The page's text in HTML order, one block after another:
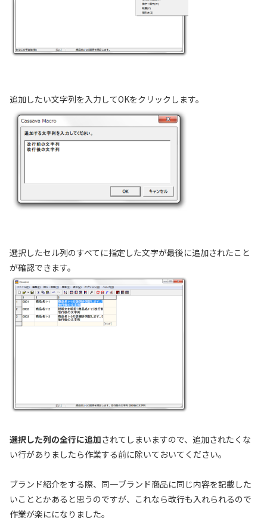
追加したい文字列を入力してOKをクリックします。
選択したセル列のすべてに指定した文字が最後に追加されたこと
が確認できます。
選択した列の全行に追加されてしまいますので、追加されたくな
い行がありましたら作業する前に除いておいてください。
ブランド紹介をする際、同一ブランド商品に同じ内容を記載した
いこととかあると思うのですが、これなら改行も入れられるので
作業が楽にになりました。